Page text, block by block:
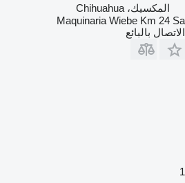
المكسيك، Chihuahua
Maquinaria Wiebe Km 24 Sa
الاتصال بالبائع
1